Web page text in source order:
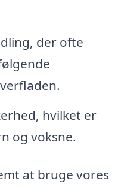
der ofte
hvilket er
og voksne.
at bruge vores